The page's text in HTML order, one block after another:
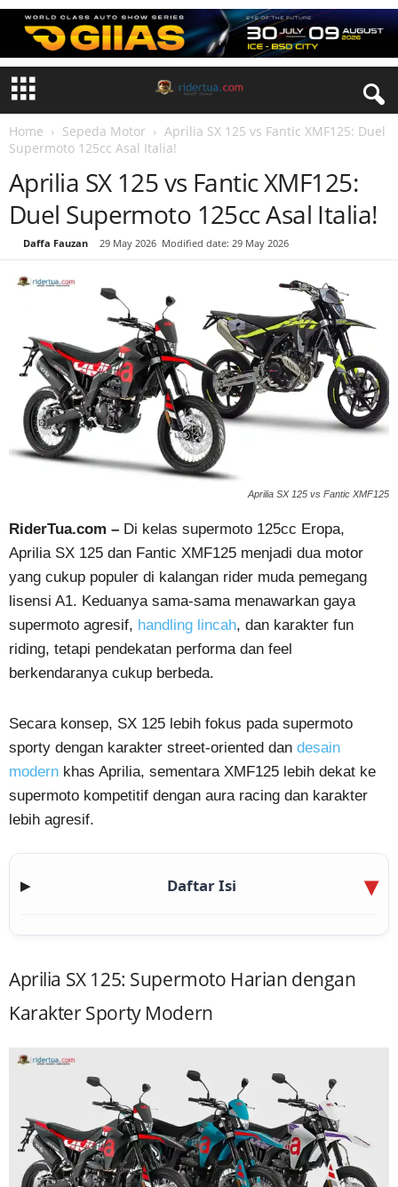
Home Sepeda Motor
Aprilia SX 125 vs Fantic XMF125: Duel
Supermoto 125cc Asal Italia!
Aprilia SX 125 vs Fantic XMF125:
Duel Supermoto 125cc Asal Italia!
Daffa Fauzan 29 May 2026 Modified date: 29 May 2026
Aprilia SX 125 vs Fantic XMF125
RiderTua.com – Di kelas supermoto 125cc Eropa,
Aprilia SX 125 dan Fantic XMF125 menjadi dua motor
yang cukup populer di kalangan rider muda pemegang
lisensi A1. Keduanya sama-sama menawarkan gaya
supermoto agresif, handling lincah, dan karakter fun
riding, tetapi pendekatan performa dan feel
berkendaranya cukup berbeda.
Secara konsep, SX 125 lebih fokus pada supermoto
sporty dengan karakter street-oriented dan desain
modern khas Aprilia, sementara XMF125 lebih dekat ke
supermoto kompetitif dengan aura racing dan karakter
lebih agresif.
▶ Daftar Isi
Aprilia SX 125: Supermoto Harian dengan
Karakter Sporty Modern